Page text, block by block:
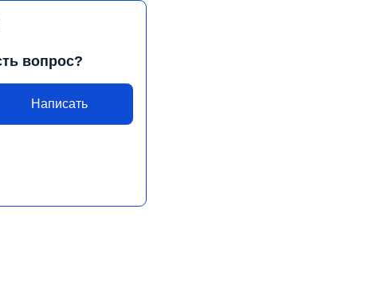
вопрос?
Написать